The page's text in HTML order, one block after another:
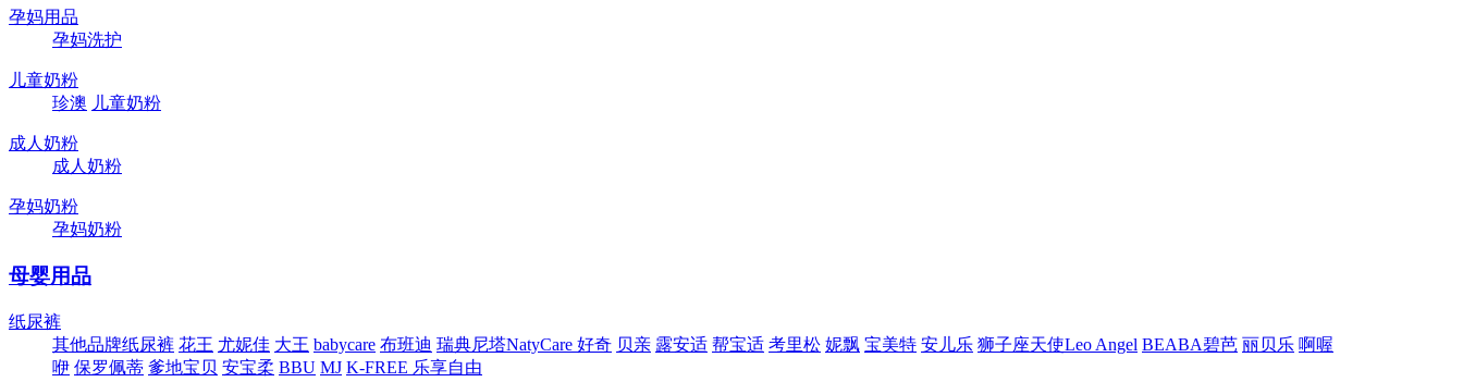
孕妈用品
孕妈洗护
儿童奶粉
珍澳 儿童奶粉
成人奶粉
成人奶粉
孕妈奶粉
孕妈奶粉
母婴用品
纸尿裤
其他品牌纸尿裤 花王 尤妮佳 大王 babycare 布班迪 瑞典尼塔NatyCare 好奇 贝亲 露安适 帮宝适 考里松 妮飘 宝美特 安儿乐 狮子座天使Leo Angel BEABA碧芭 丽贝乐 啊喔
咿 保罗佩蒂 爹地宝贝 安宝柔 BBU MJ K-FREE 乐享自由